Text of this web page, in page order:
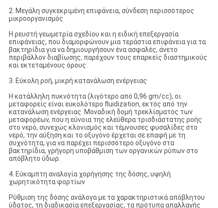
2. Μεγάλη συγκεκριμένη επιφάνεια, σύνδεση περισσότερος
μικροοργανισμός
Η ρευστή γεωμετρία σχεδίου και η ειδική επεξεργασία
επιφάνειας, που διαμορφώνουν μια τεράστια επιφάνεια για τα
βακτηρίδια για να δημιουργήσουν ένα ασφαλές, άνετο
περιβάλλον διαβίωσης, παρέχουν τους επαρκείς διαστημικούς
και εκτεταμένους όρους.
3. Εύκολη ροή, μικρή κατανάλωση ενέργειας
Η κατάλληλη πυκνότητα (λιγότερο από 0,96 gm/cc), οι
μεταφορείς είναι ευκολότερο fluidization, εκτός από την
κατανάλωση ενέργειας. Μοναδική δομή τρεκλίσματος των
μεταφορέων, που η εύνοια της ελεύθερα τρισδιάστατης ροής
στο νερό, συνεχώς κλονισμός και τέμνουσες φυσαλίδες στο
νερό, την αύξηση και το οξυγόνο έρχεται σε επαφή με τη
συχνότητα, για να παρέχει περισσότερο οξυγόνο στα
βακτηρίδια, γρήγορη υποβάθμιση των οργανικών ρύπων στο
απόβλητο ύδωρ.
4. Εύκαμπτη αναλογία χορήγησης της δόσης, υψηλή
χωρητικότητα φορτίων
Ρύθμιση της δόσης ανάλογα με τα χαρακτηριστικά απόβλητου
ύδατος, τη διαδικασία επεξεργασίας, τα πρότυπα απαλλαγής